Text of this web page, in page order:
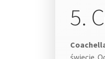
5.
świecie.